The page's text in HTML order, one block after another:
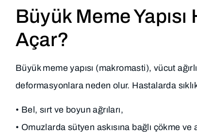
Büyük Meme
Açar?
Büyük meme yapısı (makromasti), vücut
deformasyonlara neden olur. Hastalarda
• Bel, sırt ve boyun ağrıları,
• Omuzlarda sütyen askısına bağlı çökme ve